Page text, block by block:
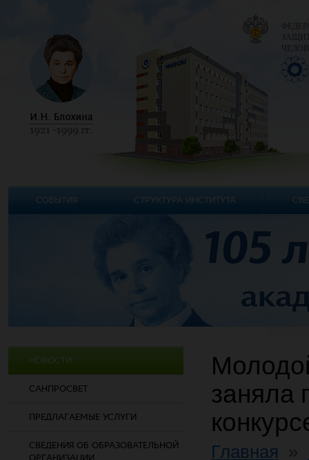
НОВОСТИ
САНПРОСВЕТ
ПРЕДЛАГАЕМЫЕ УСЛУГИ
СВЕДЕНИЯ ОБ ОБРАЗОВАТЕЛЬНОЙ
ОРГАНИЗАЦИИ
заняла
Главная
СОБЫТИЯ СТРУКТУРА ИНСТИТУТА